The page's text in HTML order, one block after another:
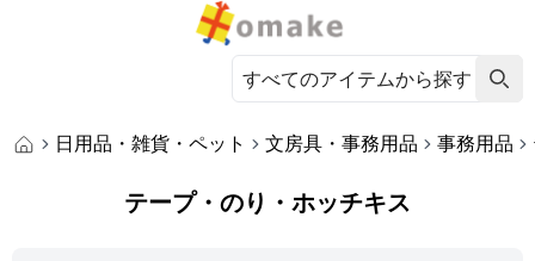
日用品・雑貨・ペット 文房具・事務用品 事務用品
テープ・のり・ホッチキス